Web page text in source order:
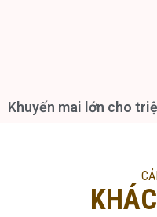
Khuyến mai lớn cho